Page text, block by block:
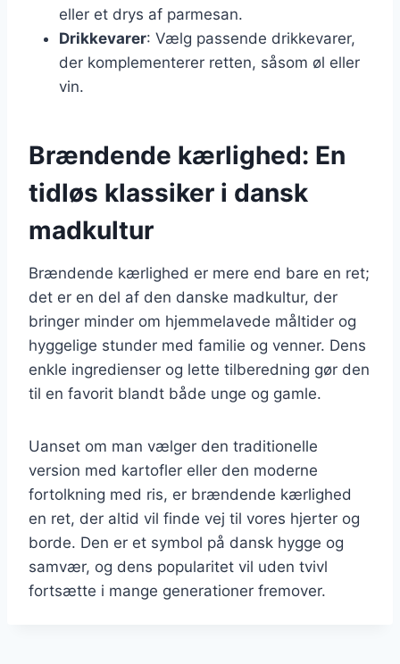
eller et drys af parmesan.
Drikkevarer: Vælg passende drikkevarer,
der komplementerer retten, såsom øl eller
vin.
Brændende kærlighed: En
tidløs klassiker i dansk
madkultur
Brændende kærlighed er mere end bare en ret;
det er en del af den danske madkultur, der
bringer minder om hjemmelavede måltider og
hyggelige stunder med familie og venner. Dens
enkle ingredienser og lette tilberedning gør den
til en favorit blandt både unge og gamle.
Uanset om man vælger den traditionelle
version med kartofler eller den moderne
fortolkning med ris, er brændende kærlighed
en ret, der altid vil finde vej til vores hjerter og
borde. Den er et symbol på dansk hygge og
samvær, og dens popularitet vil uden tvivl
fortsætte i mange generationer fremover.